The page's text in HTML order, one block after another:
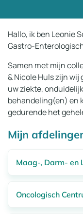
Hallo, ik ben Leonie
Gastro-
Samen met mijn
& Nicole Huls zijn
uw ziekte,
behandeling(en) en
gedurende het
Mijn
Maag-, Darm- en
Oncologisch